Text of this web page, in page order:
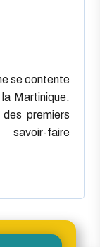
se contente
Martinique.
premiers
faire